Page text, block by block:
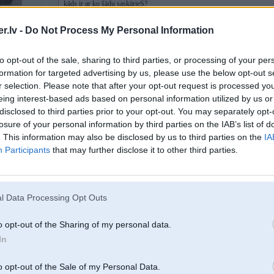
- Do Not Process My Personal Information
opt-out of the sale, sharing to third parties, or processing of your
for targeted advertising by us, please use the below opt-out
selection. Please note that after your opt-out request is processed
interest-based ads based on personal information utilized by us
to third parties prior to your opt-out. You may separately
of your personal information by third parties on the IAB’s list of
This information may also be disclosed by us to third parties on the
Participants that may further disclose it to other third parties.
Data Processing Opt Outs
opt-out of the Sharing of my personal data.
opt-out of the Sale of my Personal Data.
kāds ir ar ko šādu saskārieS?
Atķeksē blakus tad atpakaļ pie Automatic
Tradicionāli - vīrietis ar sievieti - auto ar iekšdedzes dzinēju!
27. Nov 2025, 15:24
27 Nov 2025, 11:22:54@protamsrakstīja:
Šoruden ievēroju, ka F36 LCI automātiski nepārregulēja pulksteni
"Automatic time setting", bet opcija ir iekrāsota pelēka un nav
regulēja pats. Vai kāds ir ar ko šādu saskārieS?
Atķeksē blakus tad atpakaļ pie Automatic
Kā jau rakstīju, nav iespējams neko ieķeksēt vai atķeksēt